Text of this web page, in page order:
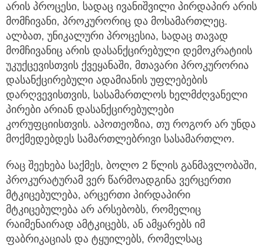
არის პროცესი, სადაც ივანიშვილი პირდაპირ არის
მომჩივანი, პროკურორიც და მოსამართლეც.
ალბათ, უნიკალური პროცესია, სადაც თავად
მომჩივანიც არის დასანქცირებული დემოკრატიის
უკუქცევისთვის ქვეყანაში, მთავარი პროკურორია
დასანქცირებული ადამიანის უფლებების
დარღვევისთვის, სასამართლოს ხელმძღვანელი
პირები არიან დასანქცირებულები
კორუფციისთვის. აპოთეოზია, თუ როგორ არ უნდა
მოქმედებდეს სამართლებრივი სასამართლო.
რაც შეეხება საქმეს, ბოლო 2 წლის განმავლობაში,
პროკურატურამ ვერ წარმოადგინა ვერცერთი
მტკიცებულება, არცერთი პირდაპირი
მტკიცებულება არ არსებობს, რომელიც
რაიმენაირად ამტკიცებს, ან ამყარებს იმ
ფაბრიკაციას და ტყუილებს, რომელსაც